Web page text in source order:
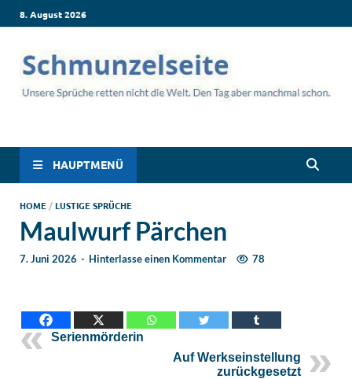
8. August 2026
Schmunzelseite –
Coole lustige Sprüche
für intensives
Schmunzeln
für jede Situation: Leben, Job, Liebe, Geburtstag & mehr. Lachen
ist hier garantiert!
HAUPTMENÜ
HOME /LUSTIGE SPRÜCHE
Maulwurf Pärchen
7. Juni 2026 - Hinterlasse einen Kommentar 78
Serienmörderin
Auf Werkseinstellung
zurückgesetzt